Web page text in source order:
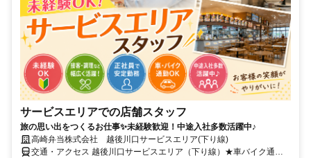
サービスエリアでの店舗スタッフ
旅の思い出をつくるお仕事✨未経験歓迎！中途入社多数活躍中♪
高崎弁当株式会社 越後川口サービスエリア(下り線)
交通・アクセス 越後川口サービスエリア（下り線）★車バイク通勤